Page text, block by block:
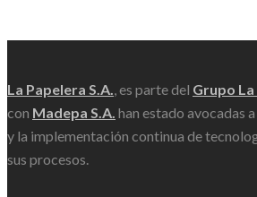
La Papelera S.A. , es parte del Grupo
con Madepa S.A. han estado avocadas
y la implementación continua de
sus procesos.